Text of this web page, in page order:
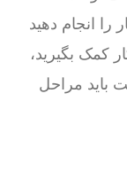
را انجام دهید
کمک بگیرید،
باید مراحل